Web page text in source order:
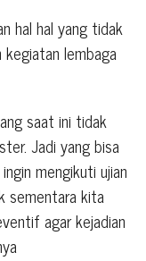
hal hal yang tidak
kegiatan lembaga
saat ini tidak
Jadi yang bisa
mengikuti ujian
sementara kita
agar kejadian